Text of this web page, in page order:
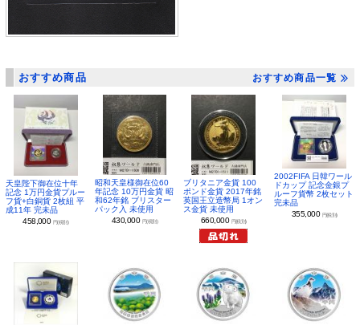
おすすめ商品 おすすめ商品一覧
天皇陛下御在位十年
記念 1万円金貨プルー
フ貨+白銅貨 2枚組 平
成11年 完未品
458,000 円(税別)
昭和天皇様御在位60
年記念 10万円金貨 昭
和62年銘 ブリスター
パック入 未使用
430,000 円(税別)
ブリタニア金貨 100
ポンド金貨 2017年銘
英国王立造幣局 1オン
ス金貨 未使用
660,000 円(税別)
2002FIFA 日韓ワール
ドカップ 記念金銀プ
ルーフ貨幣 2枚セット
完未品
355,000 円(税別)